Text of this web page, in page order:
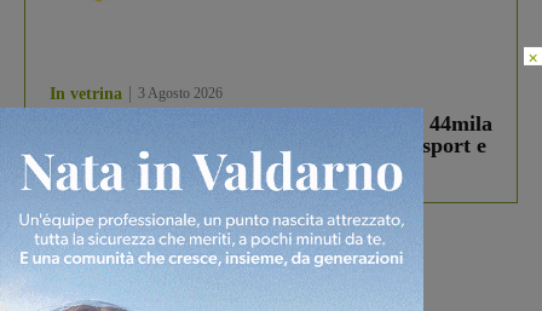
In vetrina 3 Agosto 2026
Estra Notizie agosto: Smart Cities, oltre 44mila
studenti coinvolti, torna il bando per lo sport e
debutta il podcast Estrair
Più lette
×